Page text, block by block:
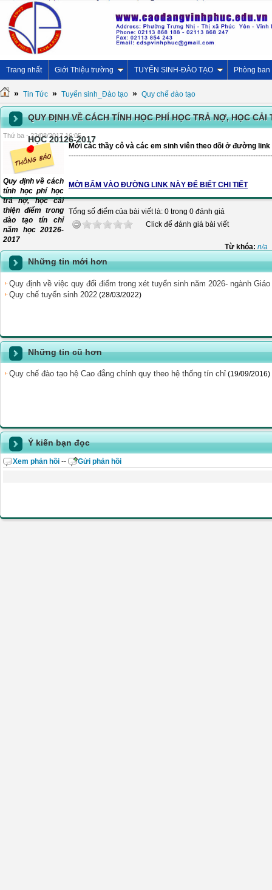
Trang nhất Giới Thiệu trường TUYỂN SINH-ĐÀO TẠO Phòng ban
» Tin Tức » Tuyển sinh_Đào tạo » Quy chế đào tạo
QUY ĐỊNH VỀ CÁCH TÍNH HỌC PHÍ HỌC TRẢ NỢ, HỌC
HỌC 20126-2017
Thứ ba - 22/08/2017 16:05
Quy định về cách
tính học phí học
trả nợ, học cải
thiện điểm trong
đào tạo tín chỉ
năm học 20126-
2017
Mời các thầy cô và các em sinh viên theo dõi ở đường
MỜI BẤM VÀO ĐƯỜNG LINK NÀY ĐỂ BIẾT CHI TIẾT
Tổng số điểm của bài viết là: 0 trong 0 đánh giá
Click để đánh giá bài viết
Từ khóa: n/a
Những tin mới hơn
Quy định về việc quy đổi điểm trong xét tuyển sinh năm 2026- ngành
Quy chế tuyển sinh 2022 (28/03/2022)
Những tin cũ hơn
Quy chế đào tạo hệ Cao đẳng chính quy theo hệ thống tín chỉ (19/09/2016)
Ý kiến bạn đọc
Xem phản hồi -- Gửi phản hồi